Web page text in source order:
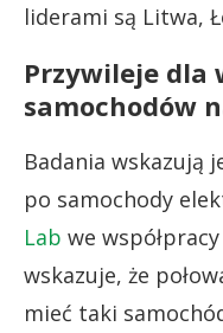
liderami są Litwa,
Przywileje dla
samochodów
Badania wskazują
po samochody
Lab we
wskazuje, że
mieć taki